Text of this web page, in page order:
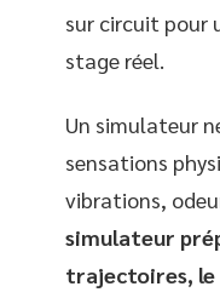
sur circuit pour
stage réel.
Un simulateur
sensations
vibrations,
simulateur
trajectoires, le